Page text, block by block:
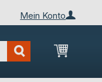
Mein Konto
Mein